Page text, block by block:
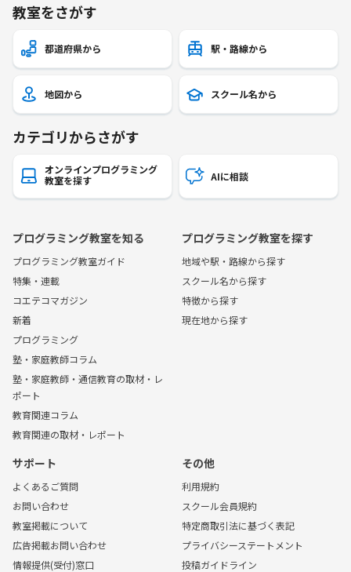
教室をさがす
都道府県から 駅・路線から
地図から スクール名から
カテゴリからさがす
オンラインプログラミング
教室を探す
AIに相談
プログラミング教室を知る
プログラミング教室ガイド
特集・連載
コエテコマガジン
新着
プログラミング
塾・家庭教師コラム
塾・家庭教師・通信教育の取材・レ
ポート
教育関連コラム
教育関連の取材・レポート
プログラミング教室を探す
地域や駅・路線から探す
スクール名から探す
特徴から探す
現在地から探す
サポート
よくあるご質問
お問い合わせ
教室掲載について
広告掲載お問い合わせ
情報提供(受付)窓口
その他
利用規約
スクール会員規約
特定商取引法に基づく表記
プライバシーステートメント
投稿ガイドライン